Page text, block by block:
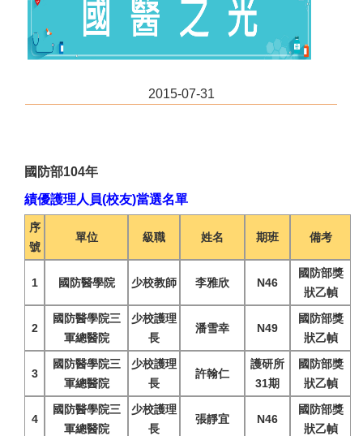
2015-07-31
國防部104年
績優護理人員(校友)當選名單
序
號
單位 級職 姓名 期班 備考
1 國防醫學院 少校教師 李雅欣 N46
國防部獎
狀乙幀
2
國防醫學院三
軍總醫院
少校護理
長
潘雪幸 N49
國防部獎
狀乙幀
3
國防醫學院三
軍總醫院
少校護理
長
許翰仁
護研所
31期
國防部獎
狀乙幀
4
國防醫學院三
軍總醫院
少校護理
長
張靜宜 N46
國防部獎
狀乙幀